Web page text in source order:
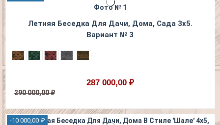
Летняя Беседка Для Дачи, Дома, Сада 3х5.
Вариант № 3
287 000,00 ₽
290 000,00 ₽
-10 000,00 ₽